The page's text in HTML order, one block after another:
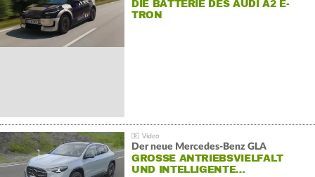
DIE BATTERIE DES AUDI A2 E-
TRON
Der neue Mercedes-Benz GLA
GROSSE ANTRIEBSVIELFALT U
ND INTELLIGENTE…